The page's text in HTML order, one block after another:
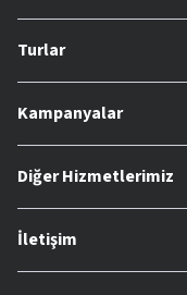
Turlar
Kampanyalar
Diğer Hizmetlerimiz
İletişim